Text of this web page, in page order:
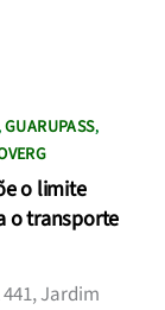
GUARUPASS,
o limite
o transporte
Jardim